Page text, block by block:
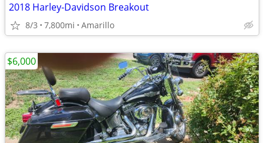
2018 Harley-Davidson Breakout
8/3 7,800mi Amarillo
$6,000